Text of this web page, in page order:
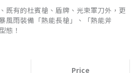
到
既有的杜賓槍、盾牌、光束軍刀外，更
風雨裝備「熱能長槍」、「熱能斧
態！
Price